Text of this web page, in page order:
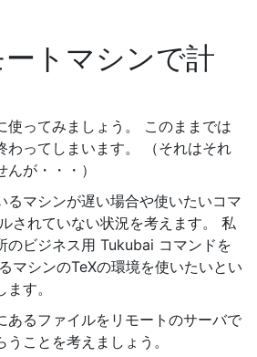
トマシンで計
ってみましょう。 このままでは
わってしまいます。 （それはそれ
が・・・）
マシンが遅い場合や使いたいコマ
されていない状況を考えます。 私
のビジネス用 Tukubai コマンドを
マシンのTeXの環境を使いたいとい
す。
るファイルをリモートのサーバで
ことを考えましょう。